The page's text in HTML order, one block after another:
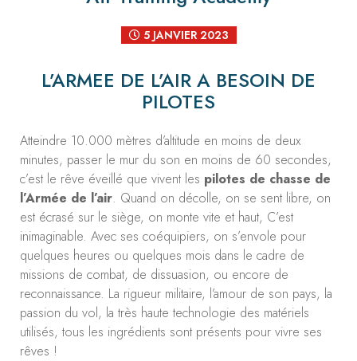
5 JANVIER 2023
L’ARMEE DE L’AIR A BESOIN DE
PILOTES
Atteindre 10.000 mètres d’altitude en moins de deux
minutes, passer le mur du son en moins de 60 secondes,
c’est le rêve éveillé que vivent les pilotes de chasse de
l’Armée de l’air. Quand on décolle, on se sent libre, on
est écrasé sur le siège, on monte vite et haut, C’est
inimaginable. Avec ses coéquipiers, on s’envole pour
quelques heures ou quelques mois dans le cadre de
missions de combat, de dissuasion, ou encore de
reconnaissance. La rigueur militaire, l’amour de son pays, la
passion du vol, la très haute technologie des matériels
utilisés, tous les ingrédients sont présents pour vivre ses
rêves !